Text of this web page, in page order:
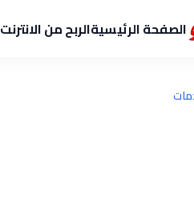
الصفحة الرئيسيةالربح من الانترنت